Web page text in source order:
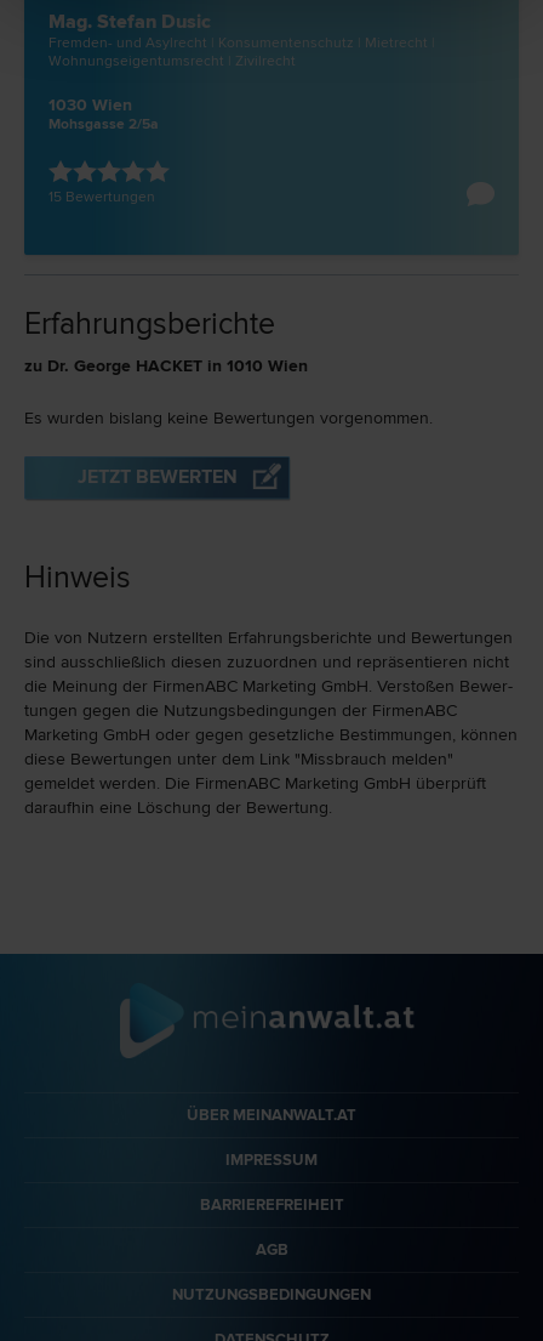
Mag. Stefan Dusic
Fremden- und Asyl­recht | Konsumentenschutz | Miet­recht |
Wohnungseigentums­recht | Zivil­recht
1030 Wien
Mohsgasse 2/5a
15 Bewertungen
Erfahrungsberichte
zu Dr. George HACKET in 1010 Wien
Es wurden bislang keine Bewertungen vorgenommen.
JETZT BEWERTEN
Hinweis
Die von Nutzern erstellten Erfahrungs­berichte und Bewer­tungen
sind ausschließlich diesen zuzu­ord­nen und repräsen­tieren nicht
die Meinung der FirmenABC Marketing GmbH. Verstoßen Bewer­
tungen gegen die Nutzungs­bedingungen der FirmenABC
Marketing GmbH oder gegen gesetzliche Bestim­mungen, können
diese Bewertungen unter dem Link "Miss­brauch melden"
gemeldet werden. Die FirmenABC Marketing GmbH überprüft
daraufhin eine Löschung der Bewertung.
ÜBER MEINANWALT.AT
IMPRESSUM
BARRIEREFREIHEIT
AGB
NUTZUNGSBEDINGUNGEN